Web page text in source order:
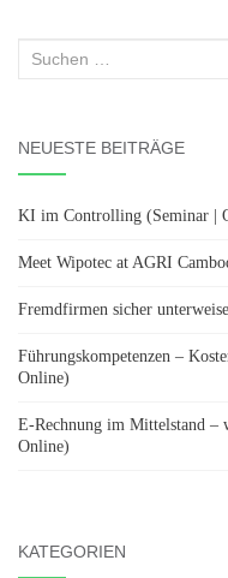
Suchen
NEUESTE BEITRÄGE
KI im Controlling (Seminar |
Meet Wipotec at AGRI
Fremdfirmen sicher
Führungskompetenzen –
Online)
E-Rechnung im Mittelstand –
Online)
KATEGORIEN